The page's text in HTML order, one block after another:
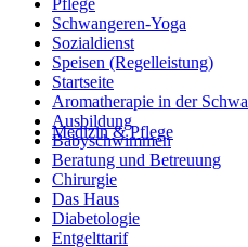
Medizin & Pflege
Pflege
Schwangeren-Yoga
Sozialdienst
Speisen (Regelleistung)
Startseite
Aromatherapie in der
Ausbildung
Babyschwimmen
Beratung und Betreuung
Chirurgie
Das Haus
Diabetologie
Entgelttarif